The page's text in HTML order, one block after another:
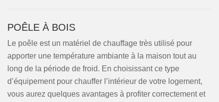
POÊLE À BOIS
Le poêle est un matériel de chauffage très utilisé pour
apporter une température ambiante à la maison tout au
long de la période de froid. En choisissant ce type
d’équipement pour chauffer l’intérieur de votre logement,
vous aurez quelques avantages à profiter correctement et